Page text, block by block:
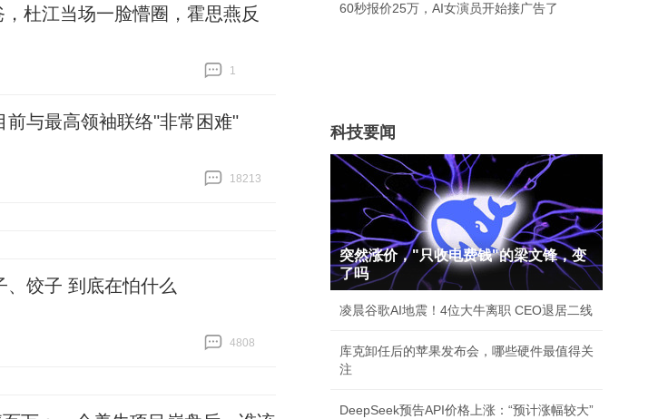
杜江当场一脸懵圈，霍思燕反
1
前与最高领袖联络"非常困难"
18213
、饺子 到底在怕什么
4808
60秒报价25万，AI女演员开始接广告了
科技要闻
突然涨价，"只收电费钱"的梁文锋，变
了吗
凌晨谷歌AI地震！4位大牛离职 CEO退居二线
库克卸任后的苹果发布会，哪些硬件最值得关
注
DeepSeek预告API价格上涨：“预计涨幅较大”